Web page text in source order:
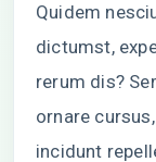
Quidem
dictumst,
rerum dis?
ornare
incidunt